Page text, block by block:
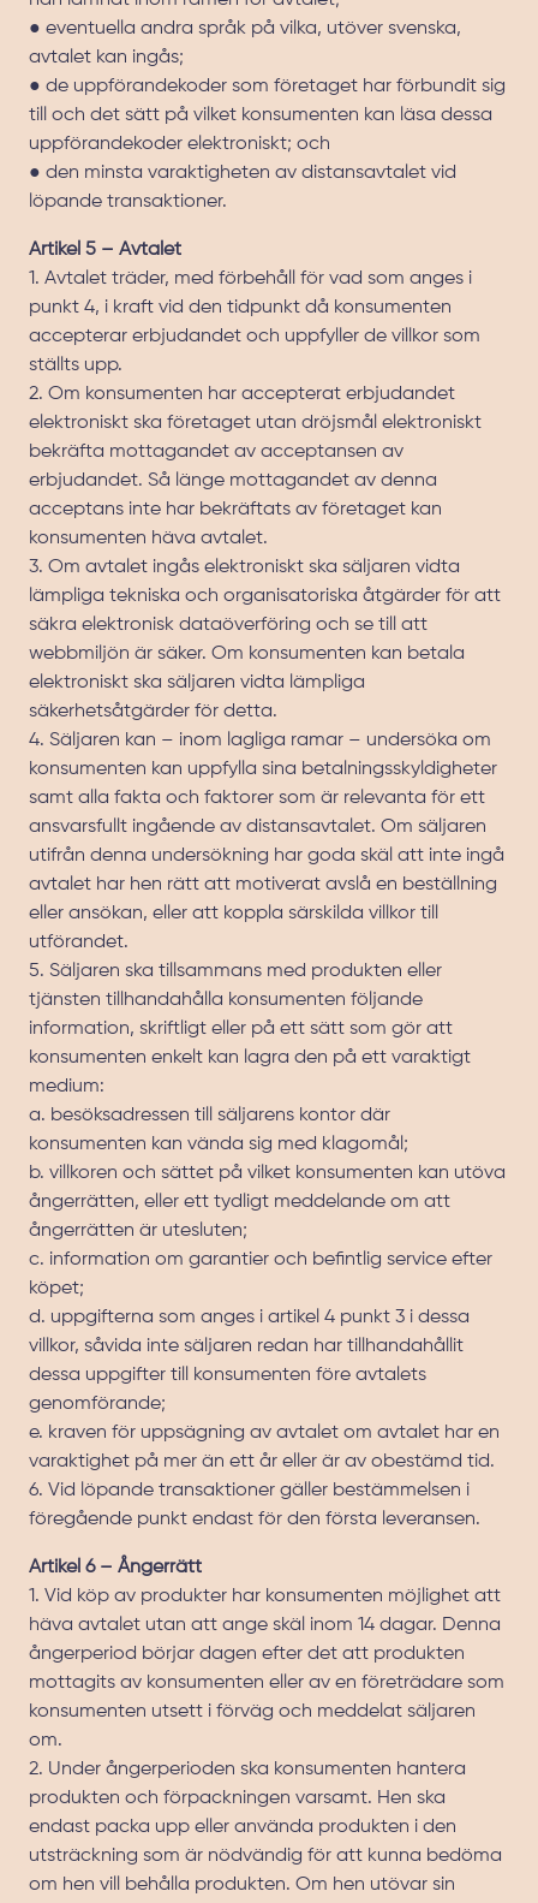
● eventuella andra språk på vilka, utöver svenska,
avtalet kan ingås;
● de uppförandekoder som företaget har förbundit sig
till och det sätt på vilket konsumenten kan läsa dessa
uppförandekoder elektroniskt; och
● den minsta varaktigheten av distansavtalet vid
löpande transaktioner.
Artikel 5 – Avtalet
1. Avtalet träder, med förbehåll för vad som anges i
punkt 4, i kraft vid den tidpunkt då konsumenten
accepterar erbjudandet och uppfyller de villkor som
ställts upp.
2. Om konsumenten har accepterat erbjudandet
elektroniskt ska företaget utan dröjsmål elektroniskt
bekräfta mottagandet av acceptansen av
erbjudandet. Så länge mottagandet av denna
acceptans inte har bekräftats av företaget kan
konsumenten häva avtalet.
3. Om avtalet ingås elektroniskt ska säljaren vidta
lämpliga tekniska och organisatoriska åtgärder för att
säkra elektronisk dataöverföring och se till att
webbmiljön är säker. Om konsumenten kan betala
elektroniskt ska säljaren vidta lämpliga
säkerhetsåtgärder för detta.
4. Säljaren kan – inom lagliga ramar – undersöka om
konsumenten kan uppfylla sina betalningsskyldigheter
samt alla fakta och faktorer som är relevanta för ett
ansvarsfullt ingående av distansavtalet. Om säljaren
utifrån denna undersökning har goda skäl att inte ingå
avtalet har hen rätt att motiverat avslå en beställning
eller ansökan, eller att koppla särskilda villkor till
utförandet.
5. Säljaren ska tillsammans med produkten eller
tjänsten tillhandahålla konsumenten följande
information, skriftligt eller på ett sätt som gör att
konsumenten enkelt kan lagra den på ett varaktigt
medium:
a. besöksadressen till säljarens kontor där
konsumenten kan vända sig med klagomål;
b. villkoren och sättet på vilket konsumenten kan utöva
ångerrätten, eller ett tydligt meddelande om att
ångerrätten är utesluten;
c. information om garantier och befintlig service efter
köpet;
d. uppgifterna som anges i artikel 4 punkt 3 i dessa
villkor, såvida inte säljaren redan har tillhandahållit
dessa uppgifter till konsumenten före avtalets
genomförande;
e. kraven för uppsägning av avtalet om avtalet har en
varaktighet på mer än ett år eller är av obestämd tid.
6. Vid löpande transaktioner gäller bestämmelsen i
föregående punkt endast för den första leveransen.
Artikel 6 – Ångerrätt
1. Vid köp av produkter har konsumenten möjlighet att
häva avtalet utan att ange skäl inom 14 dagar. Denna
ångerperiod börjar dagen efter det att produkten
mottagits av konsumenten eller av en företrädare som
konsumenten utsett i förväg och meddelat säljaren
om.
2. Under ångerperioden ska konsumenten hantera
produkten och förpackningen varsamt. Hen ska
endast packa upp eller använda produkten i den
utsträckning som är nödvändig för att kunna bedöma
om hen vill behålla produkten. Om hen utövar sin